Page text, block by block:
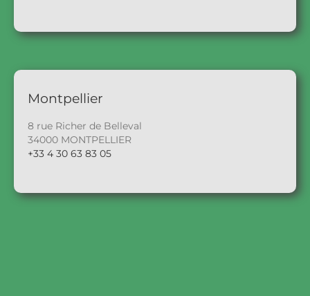
Montpellier
8 rue Richer de Belleval
34000 MONTPELLIER
+33 4 30 63 83 05